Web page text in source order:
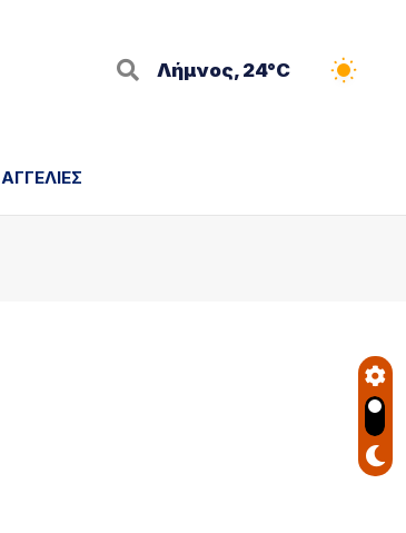
Λήμνος, 24°C
ΑΓΓΕΛΙΕΣ